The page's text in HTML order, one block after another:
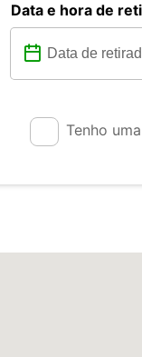
Data e hora de
Tenho uma